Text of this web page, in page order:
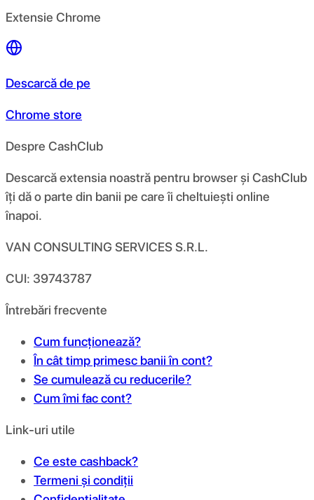
Extensie Chrome
Descarcă de pe
Chrome store
Despre CashClub
Descarcă extensia noastră pentru browser și CashClub
îți dă o parte din banii pe care îi cheltuiești online
înapoi.
VAN CONSULTING SERVICES S.R.L.
CUI: 39743787
Întrebări frecvente
Cum funcționează?
În cât timp primesc banii în cont?
Se cumulează cu reducerile?
Cum îmi fac cont?
Link-uri utile
Ce este cashback?
Termeni și condiții